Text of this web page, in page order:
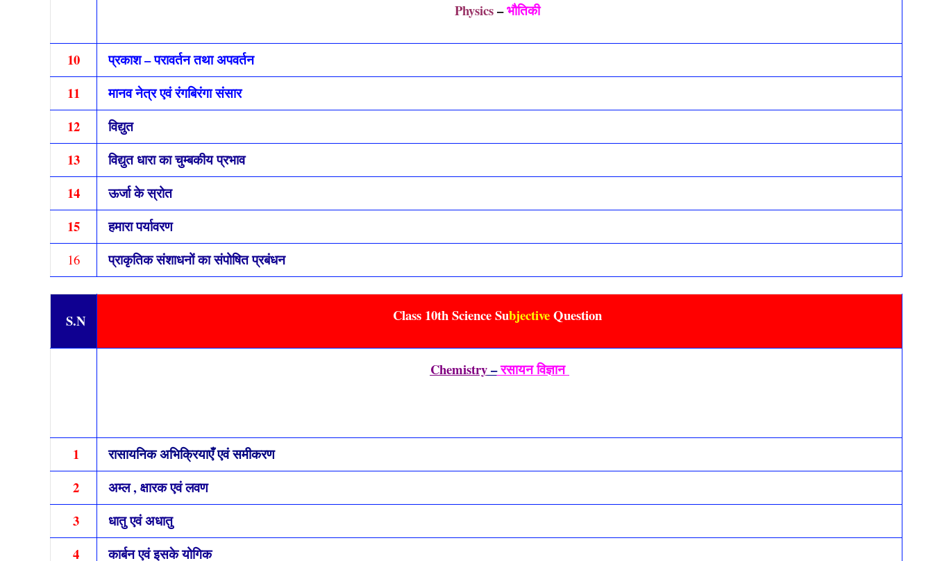
Physics–भौतिकी
10
प्रकाश – परावर्तन तथा अपवर्तन
11
मानव नेत्र एवं रंगबिरंगा संसार
12
विद्युत
13
विद्युत धारा का चुम्बकीय प्रभाव
14
ऊर्जा के स्रोत
15
हमारा पर्यावरण
16 प्राकृतिक संशाधनों का संपोषित प्रबंधन
S.N Class 10th Science SubjectiveQuestion
Chemistry–रसायन विज्ञान
1
रासायनिक अभिक्रियाएँ एवं समीकरण
2
अम्ल , क्षारक एवं लवण
3
धातु एवं अधातु
4
कार्बन एवं इसके योगिक